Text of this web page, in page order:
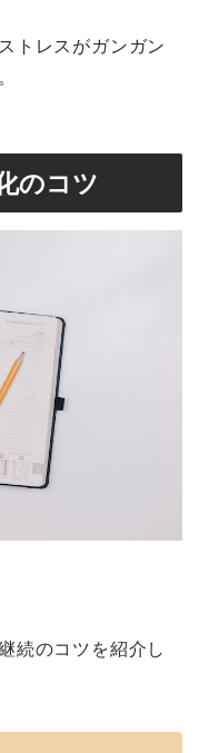
トレスがガンガン
のコツ
続のコツを紹介し